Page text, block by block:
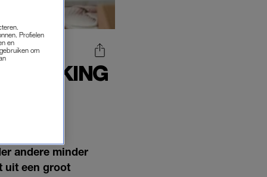
andere minder
uit een groot
Profielen
en
om